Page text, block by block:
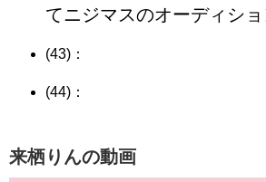
てニジマスのオーディショ
(43)：
(44)：
​​​来栖りんの動画